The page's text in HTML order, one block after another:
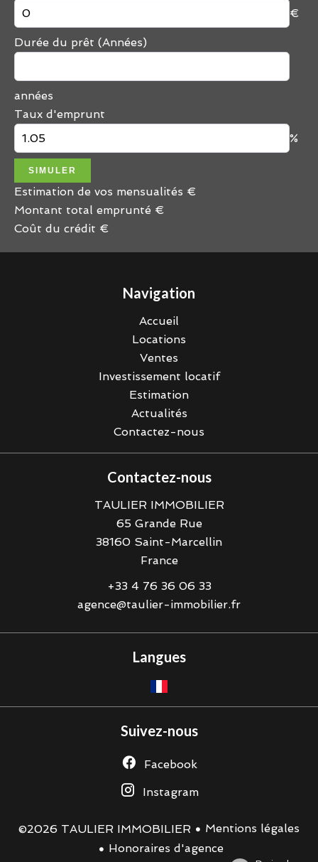
€
Durée du prêt (Années)
années
Taux d'emprunt
%
SIMULER
Estimation de vos mensualités €
Montant total emprunté €
Coût du crédit €
Navigation
Accueil
Locations
Ventes
Investissement locatif
Estimation
Actualités
Contactez-nous
Contactez-nous
TAULIER IMMOBILIER
65 Grande Rue
38160 Saint-Marcellin
France
+33 4 76 36 06 33
agence@taulier-immobilier.fr
Langues
Suivez-nous
Facebook
Instagram
©2026 TAULIER IMMOBILIER
Mentions légales
Honoraires d'agence